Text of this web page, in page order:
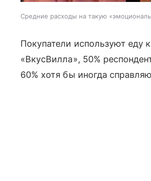
Средние расходы на такую
Покупатели используют
«ВкусВилла», 50%
60% хотя бы иногда